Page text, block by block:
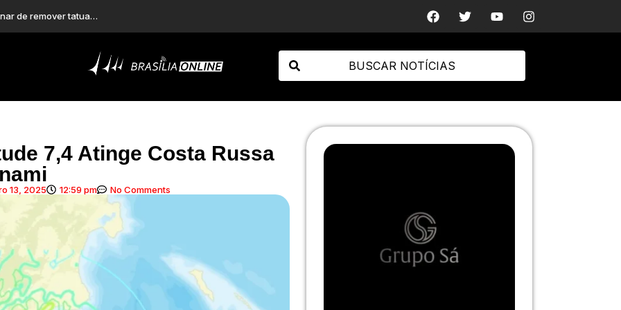
Leonardo compra 60 porcos e se enrola para fazer pagamento em PIX: “Vou pedir ajuda”
7,4 Atinge Costa Russa
13, 2025 12:59 pm No Comments